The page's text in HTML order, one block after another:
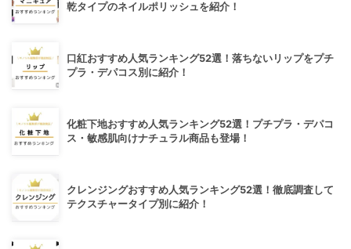
乾タイプのネイルポリッシュを紹介！
口紅おすすめ人気ランキング52選！落ちないリップをプチ
プラ・デパコス別に紹介！
化粧下地おすすめ人気ランキング52選！プチプラ・デパコ
ス・敏感肌向けナチュラル商品も登場！
クレンジングおすすめ人気ランキング52選！徹底調査して
テクスチャータイプ別に紹介！